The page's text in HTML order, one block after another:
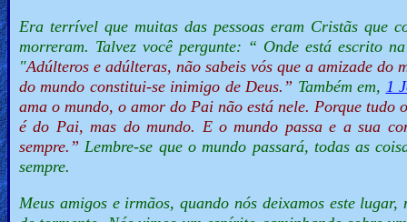
Era terrível que muitas das pessoas eram Cristãs que
morreram. Talvez você pergunte: “ Onde está escrito
"Adúlteros e adúlteras, não sabeis vós que a amizade
do mundo constitui-se inimigo de Deus.” Também em, 1
ama o mundo, o amor do Pai não está nele. Porque tudo
é do Pai, mas do mundo. E o mundo passa e a sua
sempre.” Lembre-se que o mundo passará, todas as
sempre.
Meus amigos e irmãos, quando nós deixamos este